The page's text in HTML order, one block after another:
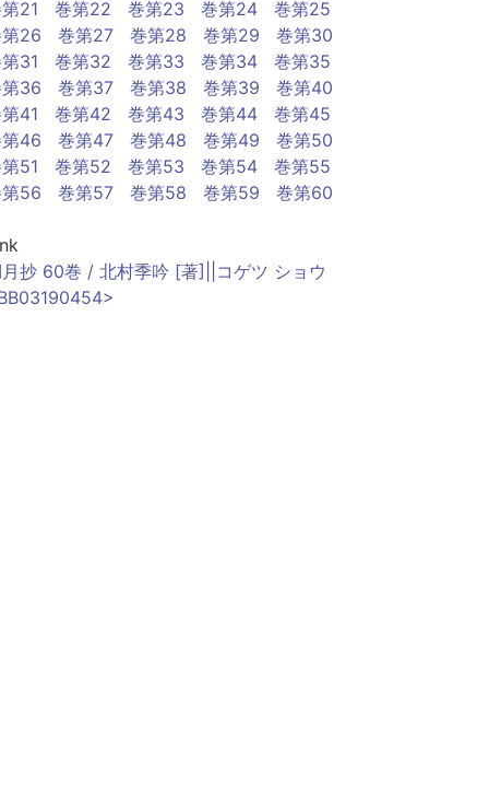
21
巻第22 巻第23 巻第24
巻第25
26
巻第27 巻第28 巻第29
巻第30
31
巻第32 巻第33 巻第34
巻第35
36
巻第37 巻第38 巻第39
巻第40
41
巻第42 巻第43 巻第44
巻第45
46
巻第47 巻第48 巻第49
巻第50
51
巻第52 巻第53 巻第54
巻第55
56
巻第57 巻第58 巻第59 巻第60
抄 60巻 / 北村季吟 [著]||コゲツ ショウ